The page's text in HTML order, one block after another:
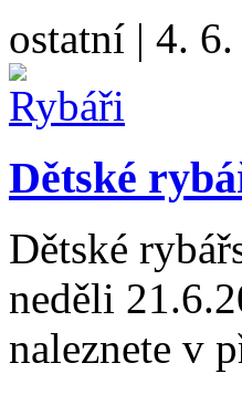
ostatní | 4.
Dětské
Dětské
neděli
naleznete v